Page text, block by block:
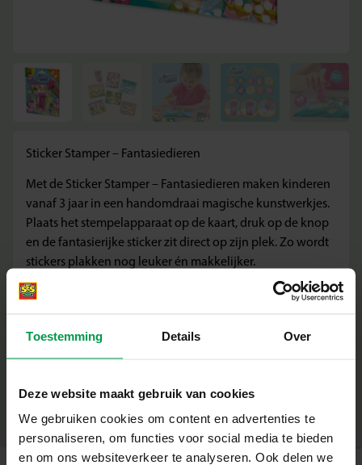
Toestemming Details Over
Deze website maakt gebruik van cookies
We gebruiken cookies om content en advertenties te
personaliseren, om functies voor social media te bieden
en om ons websiteverkeer te analyseren. Ook delen we
Sticker Stamper – Fantasiedieren
Met de Sticker Stamper – Fantasiedieren maken kinderen
vanaf 3 jaar in een handomdraai magische kunstwerkjes.
Plaats het stempelapparaat op de kaart, druk op de knop
en de fantasierijke sticker zit direct op zijn plek. Zo wordt
stickers plakken nog leuker én makkelijker.
Wat deze set geweldig maakt
hulpmiddel.
eindeloos plezier.
Zes kaarten in fantasiethema die altijd een leuk resultaat
geven.
+
Productnummer
14607
Deel dit product